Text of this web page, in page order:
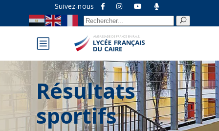
Suivez-nous
Recherche
pour :
Résultats
sportifs